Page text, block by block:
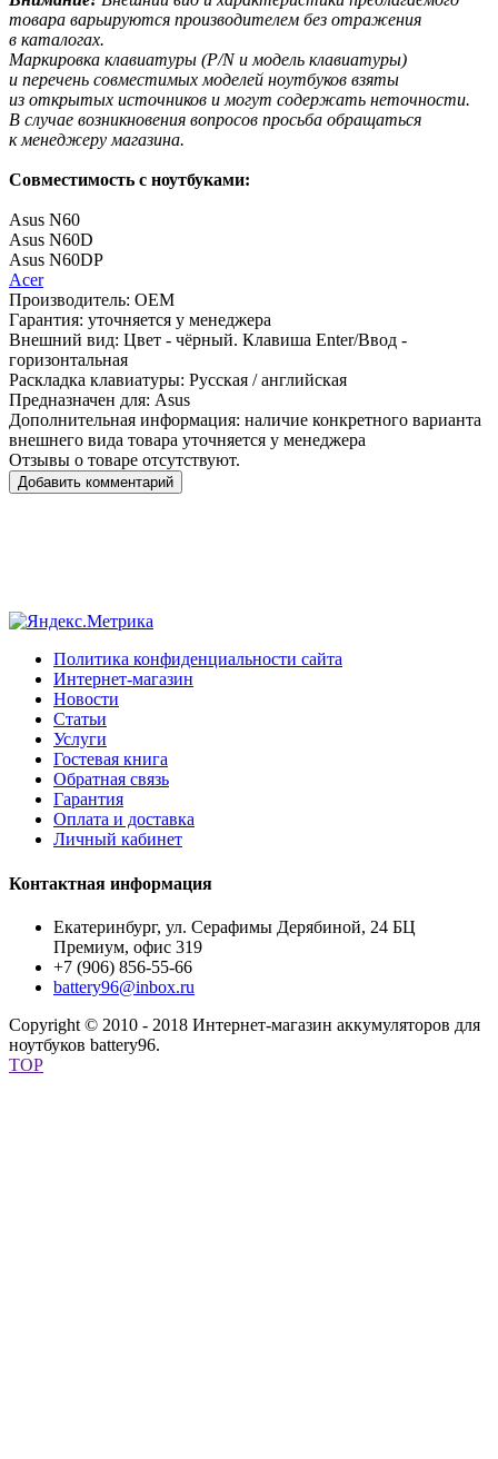
товара варьируются производителем без отражения
в каталогах.
Маркировка клавиатуры (P/N и модель клавиатуры)
и перечень совместимых моделей ноутбуков взяты
из открытых источников и могут содержать неточности.
В случае возникновения вопросов просьба обращаться
к менеджеру магазина.
Совместимость с ноутбуками:
Asus N60
Asus N60D
Asus N60DP
Acer
Производитель: OEM
Гарантия: уточняется у менеджера
Внешний вид: Цвет - чёрный. Клавиша Enter/Ввод -
горизонтальная
Раскладка клавиатуры: Русская / английская
Предназначен для: Asus
Дополнительная информация: наличие конкретного варианта
внешнего вида товара уточняется у менеджера
Отзывы о товаре отсутствуют.
Добавить комментарий
Политика конфиденциальности сайта
Интернет-магазин
Новости
Статьи
Услуги
Гостевая книга
Обратная связь
Гарантия
Оплата и доставка
Личный кабинет
Контактная информация
Екатеринбург, ул. Серафимы Дерябиной, 24 БЦ
Премиум, офис 319
+7 (906) 856-55-66
battery96@inbox.ru
Copyright © 2010 - 2018 Интернет-магазин аккумуляторов для
ноутбуков battery96.
TOP